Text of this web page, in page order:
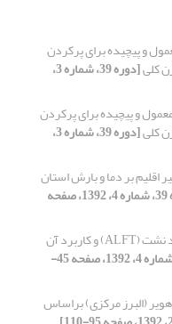
و پیچیده برای پرکردن
کلی [دوره 39، شماره 3،
و پیچیده برای پرکردن
کلی [دوره 39، شماره 3،
اقلیم بر دما و بارش استان
[دوره 39، شماره 4، 1392، صفحه
تبدیل فوریة ضد نشت (ALFT) و کاربرد آن
[دوره 39، شماره 4، 1392، صفحه 45-
(البرز مرکزی) براساس